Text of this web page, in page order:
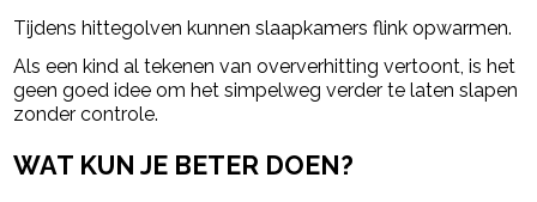
Tijdens hittegolven kunnen slaapkamers flink opwarmen.
Als een kind al tekenen van oververhitting vertoont, is het
geen goed idee om het simpelweg verder te laten slapen
zonder controle.
WAT KUN JE BETER DOEN?